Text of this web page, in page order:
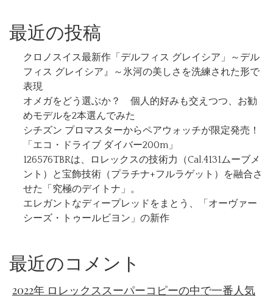
最近の投稿
クロノスイス最新作「デルフィス グレイシア」～デル
フィス グレイシア』～氷河の美しさを洗練された形で
表現
オメガをどう選ぶか？ 個人的好みも交えつつ、お勧
めモデルを2本選んでみた
シチズン プロマスターからペアウォッチが限定発売！
「エコ・ドライブ ダイバー200m」
126576TBRは、ロレックスの技術力（Cal.4131ムーブメ
ント）と宝飾技術（プラチナ+フルラゲット）を融合さ
せた「究極のデイトナ」。
エレガントなディープレッドをまとう、「オーヴァー
シーズ・トゥールビヨン」の新作
最近のコメント
2022年 ロレックススーパーコピーの中で一番人気